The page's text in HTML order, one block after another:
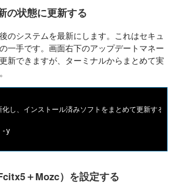
の状態に更新する
のシステムを最新にします。これはセキュ
一手です。画面右下のアップデートマネー
新できますが、ターミナルからまとめて実
し、インストール済みソフトをまとめて更新する
＋Mozc）を設定する